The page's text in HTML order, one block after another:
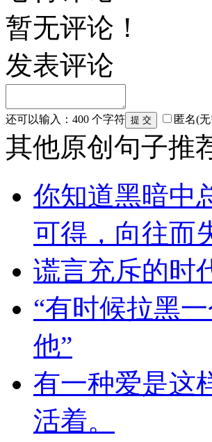
暂无评论！
发表评论
还可以输入： 400 个字符 匿名(
其他原创句子推
你知道黑暗中
可得，向往而
谎言充斥的时
“有时候拉黑
他”
有一种爱是这
活着。